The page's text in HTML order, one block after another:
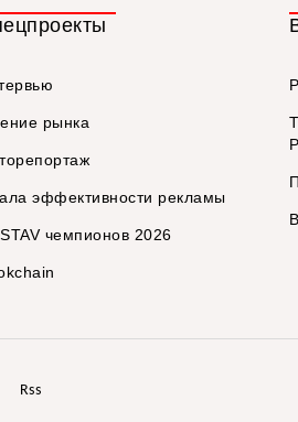
рынка
эффективности рекламы
чемпионов 2026
Rss